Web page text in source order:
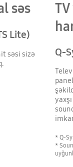
səs
Lite)
səsi sizə
Q-
* Q-
*